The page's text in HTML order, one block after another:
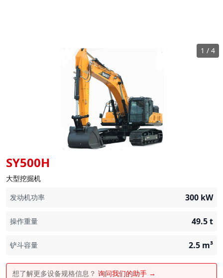
SY500H
大型挖掘机
发动机功率
300 kW
操作重量 49.5t
铲斗容量 2.5 m³
想了解更多设备规格信息？ 询问我们的助手 →
1 / 4